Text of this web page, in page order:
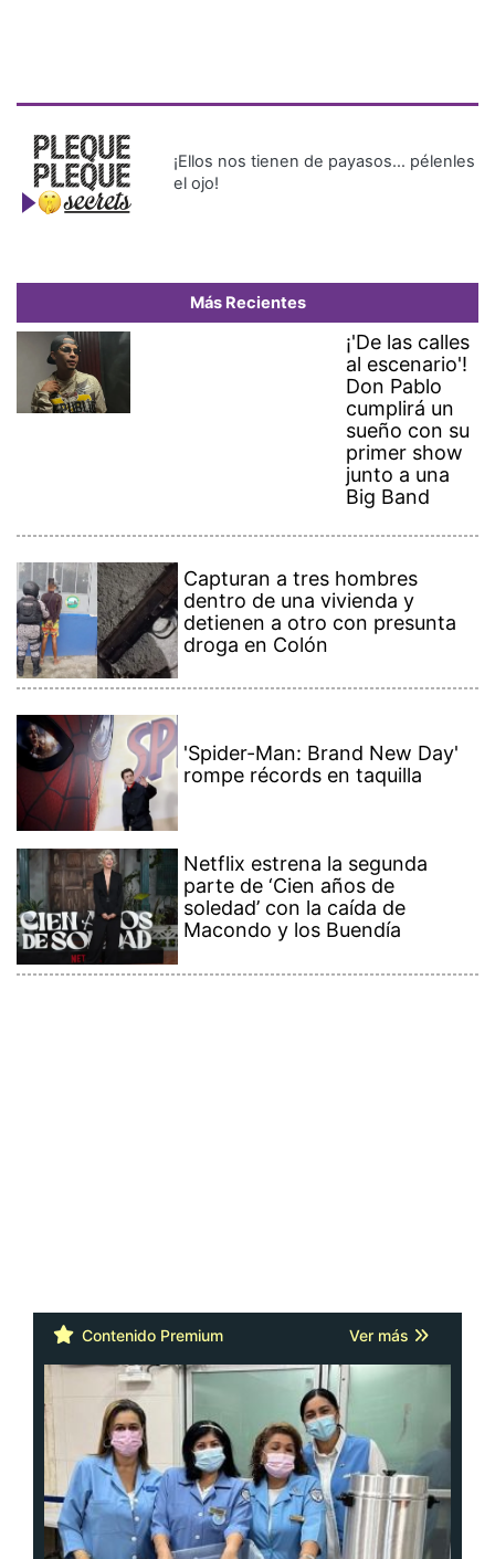
¡Ellos nos tienen de payasos… pélenles
el ojo!
Más Recientes
¡'De las calles
al escenario'!
Don Pablo
cumplirá un
sueño con su
primer show
junto a una
Big Band
Capturan a tres hombres
dentro de una vivienda y
detienen a otro con presunta
droga en Colón
'Spider-Man: Brand New Day'
rompe récords en taquilla
Netflix estrena la segunda
parte de ‘Cien años de
soledad’ con la caída de
Macondo y los Buendía
Contenido Premium Ver más